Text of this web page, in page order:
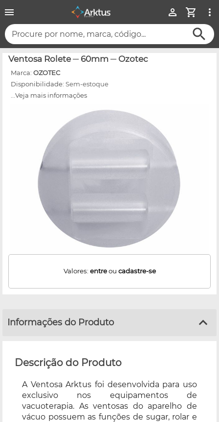
Procure por nome, marca, código...
Ventosa Rolete ─ 60mm ─ Ozotec
Marca: OZOTEC
Disponibilidade: Sem-estoque
...Veja mais informações
Valores: entreou cadastre-se
Informações do Produto
Descrição do Produto
A Ventosa Arktus foi desenvolvida para uso
exclusivo nos equipamentos de
vacuoterapia. As ventosas do aparelho de
vácuo possuem as funções de sugar, rolar e